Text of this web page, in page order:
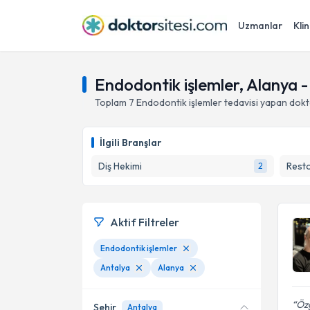
Uzmanlar
Endodontik işlemler, Alanya
Toplam 7 Endodontik işlemlertedavisi yapan
İlgili Branşlar
Diş Hekimi
2
Aktif Filtreler
Endodontik işlemler
Antalya
Alanya
Şehir Antalya